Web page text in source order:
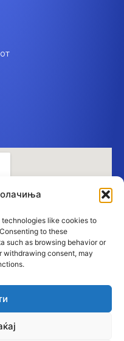
like cookies to
to these
such as browsing behavior or
withdrawing consent, may